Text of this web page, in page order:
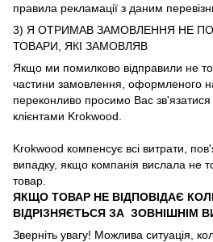
правила рекламації з даним
3) Я ОТРИМАВ ЗАМОВЛЕННЯ НЕ
ТОВАРИ, ЯКІ ЗАМОВЛЯВ
Якщо ми помилково відправили не
частини замовлення, оформленого
переконливо просимо Вас зв'язатися
клієнтами Krokwood.
Krokwood компенсує всі витрати,
випадку, якщо компанія вислала не
товар.
ЯКЩО ТОВАР НЕ ВІДПОВІДАЄ
ВІДРІЗНЯЄТЬСЯ ЗА ЗОВНІШНІМ
Зверніть увагу! Можлива ситуація,